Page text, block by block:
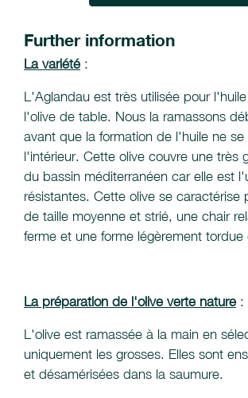
Further information
La variété :
L'Aglandau est très utilisée pour
l'olive de table. Nous la ramassons
avant que la formation de l'huile ne se
l'intérieur. Cette olive couvre une très
du bassin méditerranéen car elle est
résistantes. Cette olive se caractérise
de taille moyenne et strié, une chair
ferme et une forme légèrement tordue
La préparation de l'olive verte nature :
L'olive est ramassée à la main en
uniquement les grosses. Elles sont
et désamérisées dans la saumure.